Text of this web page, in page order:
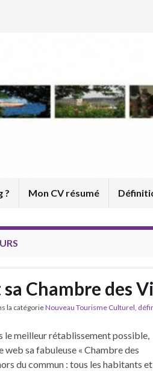
? Mon CV résumé
sa Chambre des
la catégorieNouveau Tourisme Culturel,
le meilleur rétablissement possible,
web sa fabuleuse « Chambre des
du commun : tous les habitants et